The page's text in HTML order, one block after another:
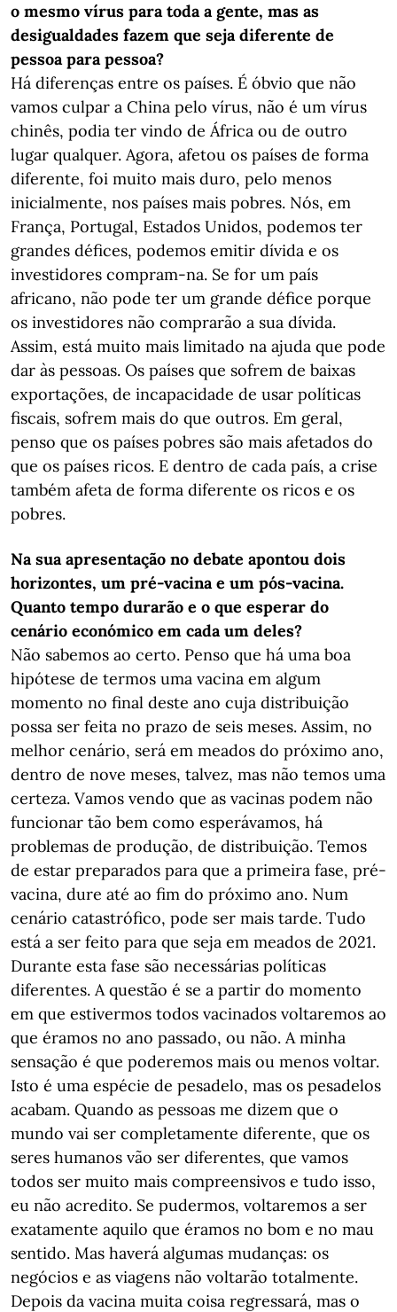
o mesmo vírus para toda a gente, mas as
desigualdades fazem que seja diferente de
pessoa para pessoa?
Há diferenças entre os países. É óbvio que não
vamos culpar a China pelo vírus, não é um vírus
chinês, podia ter vindo de África ou de outro
lugar qualquer. Agora, afetou os países de forma
diferente, foi muito mais duro, pelo menos
inicialmente, nos países mais pobres. Nós, em
França, Portugal, Estados Unidos, podemos ter
grandes défices, podemos emitir dívida e os
investidores compram-na. Se for um país
africano, não pode ter um grande défice porque
os investidores não comprarão a sua dívida.
Assim, está muito mais limitado na ajuda que pode
dar às pessoas. Os países que sofrem de baixas
exportações, de incapacidade de usar políticas
fiscais, sofrem mais do que outros. Em geral,
penso que os países pobres são mais afetados do
que os países ricos. E dentro de cada país, a crise
também afeta de forma diferente os ricos e os
pobres.
Na sua apresentação no debate apontou dois
horizontes, um pré-vacina e um pós-vacina.
Quanto tempo durarão e o que esperar do
cenário económico em cada um deles?
Não sabemos ao certo. Penso que há uma boa
hipótese de termos uma vacina em algum
momento no final deste ano cuja distribuição
possa ser feita no prazo de seis meses. Assim, no
melhor cenário, será em meados do próximo ano,
dentro de nove meses, talvez, mas não temos uma
certeza. Vamos vendo que as vacinas podem não
funcionar tão bem como esperávamos, há
problemas de produção, de distribuição. Temos
de estar preparados para que a primeira fase, pré-
vacina, dure até ao fim do próximo ano. Num
cenário catastrófico, pode ser mais tarde. Tudo
está a ser feito para que seja em meados de 2021.
Durante esta fase são necessárias políticas
diferentes. A questão é se a partir do momento
em que estivermos todos vacinados voltaremos ao
que éramos no ano passado, ou não. A minha
sensação é que poderemos mais ou menos voltar.
Isto é uma espécie de pesadelo, mas os pesadelos
acabam. Quando as pessoas me dizem que o
mundo vai ser completamente diferente, que os
seres humanos vão ser diferentes, que vamos
todos ser muito mais compreensivos e tudo isso,
eu não acredito. Se pudermos, voltaremos a ser
exatamente aquilo que éramos no bom e no mau
sentido. Mas haverá algumas mudanças: os
negócios e as viagens não voltarão totalmente.
Depois da vacina muita coisa regressará, mas o